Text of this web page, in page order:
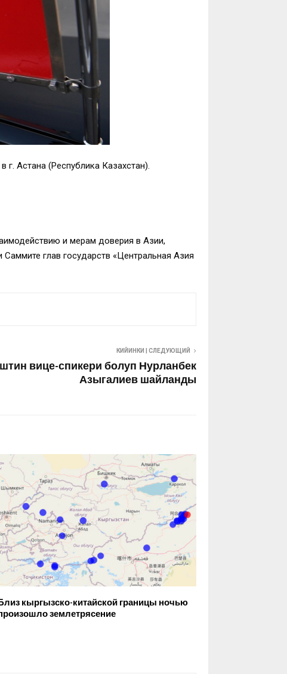
Астана (Республика Казахстан).
и мерам доверия в Азии,
глав государств «Центральная Азия
КИЙИНКИ | СЛЕДУЮЩИЙ
вице-спикери болуп Нурланбек
Азыгалиев шайланды
кыргызско-китайской границы ночью
землетрясение